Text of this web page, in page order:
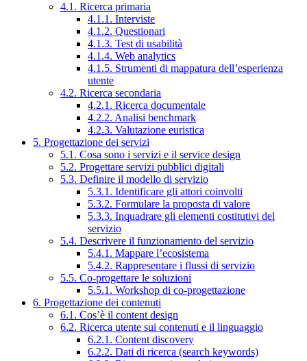
4.1. Ricerca primaria
4.1.1. Interviste
4.1.2. Questionari
4.1.3. Test di usabilità
4.1.4. Web analytics
4.1.5. Strumenti di mappatura dell’esperienza
utente
4.2. Ricerca secondaria
4.2.1. Ricerca documentale
4.2.2. Analisi benchmark
4.2.3. Valutazione euristica
5. Progettazione dei servizi
5.1. Cosa sono i servizi e il service design
5.2. Progettare servizi pubblici digitali
5.3. Definire il modello di servizio
5.3.1. Identificare gli attori coinvolti
5.3.2. Formulare la proposta di valore
5.3.3. Inquadrare gli elementi costitutivi del
servizio
5.4. Descrivere il funzionamento del servizio
5.4.1. Mappare l’ecosistema
5.4.2. Rappresentare i flussi di servizio
5.5. Co-progettare le soluzioni
5.5.1. Workshop di co-progettazione
6. Progettazione dei contenuti
6.1. Cos’è il content design
6.2. Ricerca utente sui contenuti e il linguaggio
6.2.1. Content discovery
6.2.2. Dati di ricerca (search keywords)